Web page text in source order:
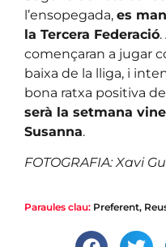
l’ensopegada, es
la Tercera Federació
començaran a jugar
baixa de la lliga, i
bona ratxa positiva
serà la setmana
Susanna.
FOTOGRAFIA: Xavi
Paraules clau: Preferent,